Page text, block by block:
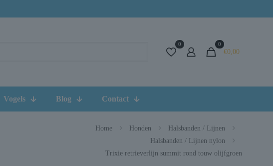
0 0
€0,00
Vogels Blog Contact
Home Honden
Halsbanden / Lijnen
Halsbanden / Lijnen nylon
Trixie retrieverlijn summit rond touw olijfgroen